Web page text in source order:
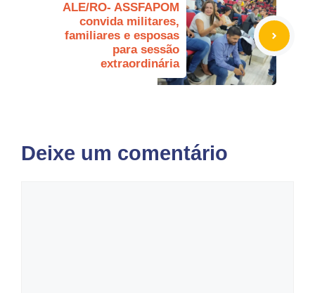
ALE/RO- ASSFAPOM
convida militares,
familiares e esposas
para sessão
extraordinária
Deixe um comentário